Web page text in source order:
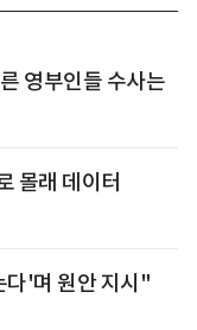
영부인들 수사는
몰래 데이터
다'며 원안 지시"